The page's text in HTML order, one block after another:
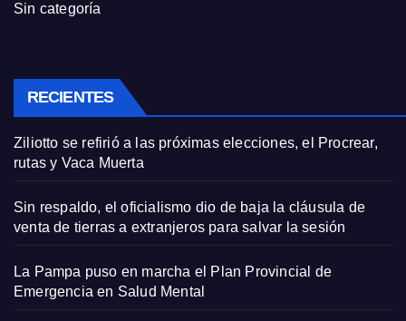
Sin categoría
RECIENTES
Ziliotto se refirió a las próximas elecciones, el Procrear,
rutas y Vaca Muerta
Sin respaldo, el oficialismo dio de baja la cláusula de
venta de tierras a extranjeros para salvar la sesión
La Pampa puso en marcha el Plan Provincial de
Emergencia en Salud Mental